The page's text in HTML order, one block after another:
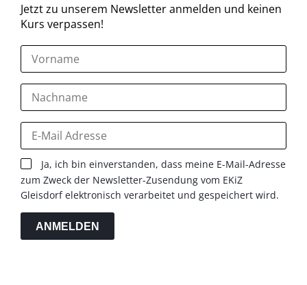
Jetzt zu unserem Newsletter anmelden und keinen
Kurs verpassen!
Ja, ich bin einverstanden, dass meine E-Mail-Adresse
zum Zweck der Newsletter-Zusendung vom EKiZ
Gleisdorf elektronisch verarbeitet und gespeichert wird.
ANMELDEN